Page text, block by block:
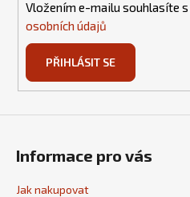
Vložením e-mailu souhlasíte s
osobních údajů
PŘIHLÁSIT SE
Informace pro vás
Jak nakupovat